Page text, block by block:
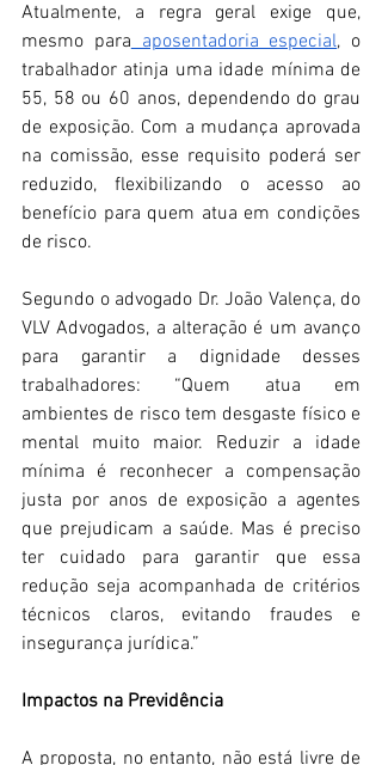
Atualmente, a regra geral exige que,
mesmo para aposentadoria especial, o
trabalhador atinja uma idade mínima de
55, 58 ou 60 anos, dependendo do grau
de exposição. Com a mudança aprovada
na comissão, esse requisito poderá ser
reduzido, flexibilizando o acesso ao
benefício para quem atua em condições
de risco.
Segundo o advogado Dr. João Valença, do
VLV Advogados, a alteração é um avanço
para garantir a dignidade desses
trabalhadores: “Quem atua em
ambientes de risco tem desgaste físico e
mental muito maior. Reduzir a idade
mínima é reconhecer a compensação
justa por anos de exposição a agentes
que prejudicam a saúde. Mas é preciso
ter cuidado para garantir que essa
redução seja acompanhada de critérios
técnicos claros, evitando fraudes e
insegurança jurídica.”
Impactos na Previdência
A proposta, no entanto, não está livre de